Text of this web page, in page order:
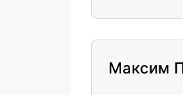
Максим